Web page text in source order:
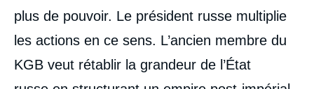
plus de pouvoir. Le président russe multiplie
les actions en ce sens. L’ancien membre du
KGB veut rétablir la grandeur de l’État